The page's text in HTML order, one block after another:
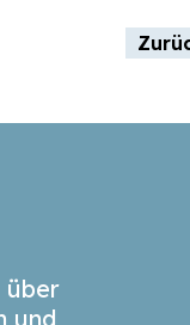
über
und